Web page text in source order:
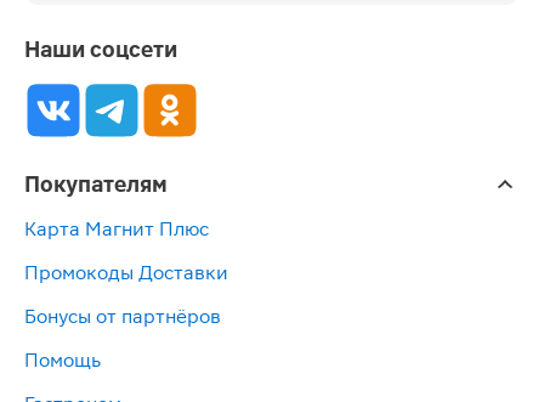
Наши соцсети
Покупателям
Карта Магнит Плюс
Промокоды Доставки
Бонусы от партнёров
Помощь